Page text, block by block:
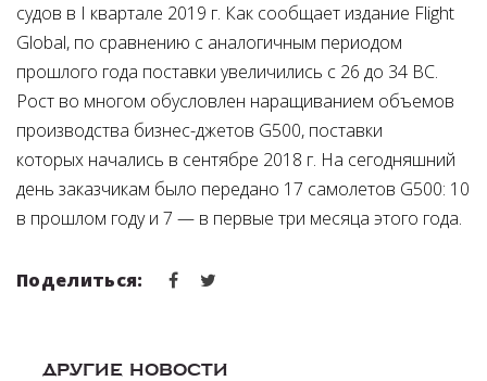
судов в I квартале 2019 г. Как сообщает издание Flight
Global, по сравнению с аналогичным периодом
прошлого года поставки увеличились с 26 до 34 ВС.
Рост во многом обусловлен наращиванием объемов
производства бизнес-джетов G500, поставки
которых начались в сентябре 2018 г. На сегодняшний
день заказчикам было передано 17 самолетов G500: 10
в прошлом году и 7 — в первые три месяца этого года.
Поделиться:
ДРУГИЕ НОВОСТИ